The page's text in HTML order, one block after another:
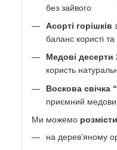
без зайвого
Асорті
баланс користі
Медові десерти
користь
Воскова свічка
приємний
Ми можемо
на дерев’яному